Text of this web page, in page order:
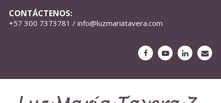
CONTÁCTENOS:
+57 300 7373781 / info@luzmariatavera.com